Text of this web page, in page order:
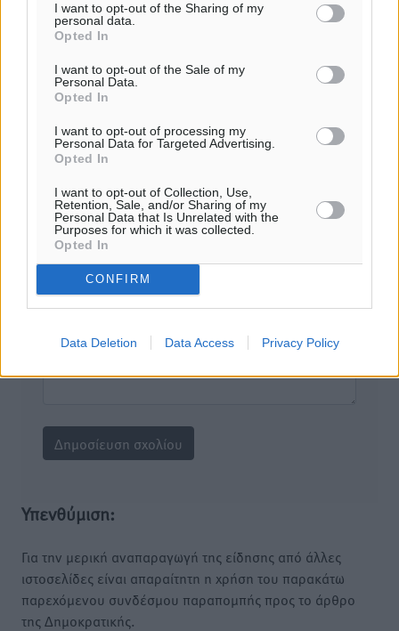
I want to opt-out of the Sharing of my
personal data.
Opted In
I want to opt-out of the Sale of my
Personal Data.
Opted In
I want to opt-out of processing my
Personal Data for Targeted Advertising.
Opted In
I want to opt-out of Collection, Use,
Retention, Sale, and/or Sharing of my
Personal Data that Is Unrelated with the
Purposes for which it was collected.
Opted In
CONFIRM
Data Deletion Data Access Privacy Policy
Το E-mail δεν θα δημοσιευτεί.
Πρέπει να συμπληρωθούν όλα τα πεδία για την
υποβολή του σχολίου.
Όνοματεπώνυμο
Φύλαξε τα στοιχεία μου για την επόμενη φορά.
Υπενθύμιση:
Για την μερική αναπαραγωγή της είδησης από άλλες
ιστοσελίδες είναι απαραίτητη η χρήση του παρακάτω
παρεχόμενου συνδέσμου παραπομπής προς το άρθρο
της Δημοκρατικής.